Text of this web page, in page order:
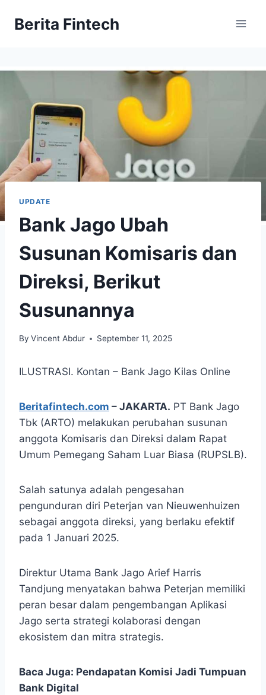
Berita Fintech
UPDATE
Bank Jago Ubah
Susunan Komisaris dan
Direksi, Berikut
Susunannya
By Vincent Abdur September 11, 2025
ILUSTRASI. Kontan – Bank Jago Kilas Online
Beritafintech.com – JAKARTA. PT Bank Jago
Tbk (ARTO) melakukan perubahan susunan
anggota Komisaris dan Direksi dalam Rapat
Umum Pemegang Saham Luar Biasa (RUPSLB).
Salah satunya adalah pengesahan
pengunduran diri Peterjan van Nieuwenhuizen
sebagai anggota direksi, yang berlaku efektif
pada 1 Januari 2025.
Direktur Utama Bank Jago Arief Harris
Tandjung menyatakan bahwa Peterjan memiliki
peran besar dalam pengembangan Aplikasi
Jago serta strategi kolaborasi dengan
ekosistem dan mitra strategis.
Baca Juga: Pendapatan Komisi Jadi Tumpuan
Bank Digital